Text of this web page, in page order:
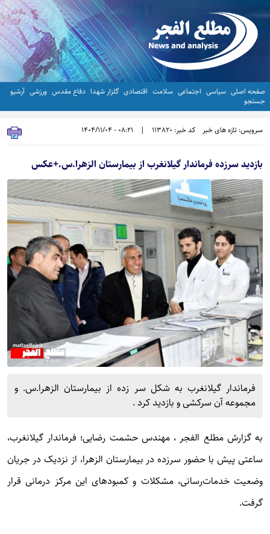
صفحه اصلی سیاسی اجتماعی سلامت اقتصادی گلزار شهدا دفاع مقدس ورزشی آرشیو
جستجو
سرویس: تازه های خبر کد خبر: 113820 |
08:21 - 1404/11/04
بازدید سرزده فرماندار گیلانغرب از بیمارستان الزهرا.س.+عکس
فرماندار گیلانغرب به شکل سر زده از بیمارستان الزهرا.س. و
مجموعه آن سرکشی و بازدید کرد .
به گزارشمطلع الفجر ، مهندس حشمت رضایی؛ فرماندار گیلانغرب،
ساعتی پیش با حضور سرزده در بیمارستان الزهرا، از نزدیک در جریان
وضعیت خدمات‌رسانی، مشکلات و کمبودهای این مرکز درمانی قرار
گرفت.